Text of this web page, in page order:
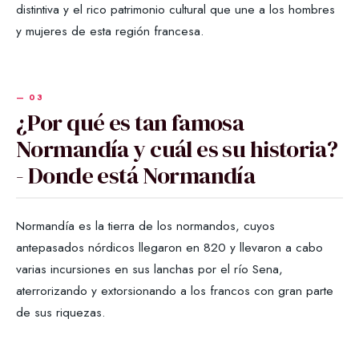
distintiva y el rico patrimonio cultural que une a los hombres
y mujeres de esta región francesa.
¿Por qué es tan famosa
Normandía y cuál es su historia?
- Donde está Normandía
Normandía es la tierra de los normandos, cuyos
antepasados nórdicos llegaron en 820 y llevaron a cabo
varias incursiones en sus lanchas por el río Sena,
aterrorizando y extorsionando a los francos con gran parte
de sus riquezas.